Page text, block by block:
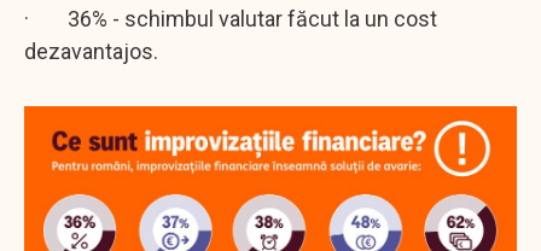
· 36% - schimbul valutar făcut la un cost
dezavantajos.